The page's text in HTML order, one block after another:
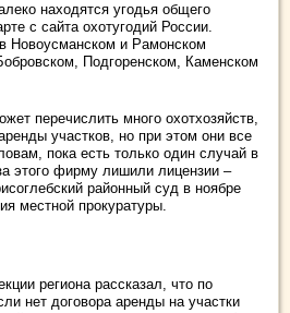
находятся угодья общего
с сайта охотугодий России.
Новоусманском и Рамонском
Подгоренском, Каменском
перечислить много охотхозяйств,
участков, но при этом они все
пока есть только один случай в
этого фирму лишили лицензии –
районный суд в ноябре
местной прокуратуры.
региона рассказал, что по
нет договора аренды на участки